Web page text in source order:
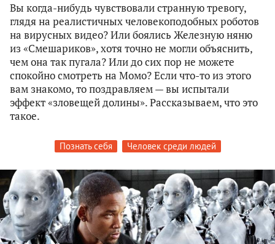
Вы когда-нибудь чувствовали странную тревогу,
глядя на реалистичных человекоподобных роботов
на вирусных видео? Или боялись Железную няню
из «Смешариков», хотя точно не могли объяснить,
чем она так пугала? Или до сих пор не можете
спокойно смотреть на Момо? Если что-то из этого
вам знакомо, то поздравляем — вы испытали
эффект «зловещей долины». Рассказываем, что это
такое.
Познать себя Человек среди людей